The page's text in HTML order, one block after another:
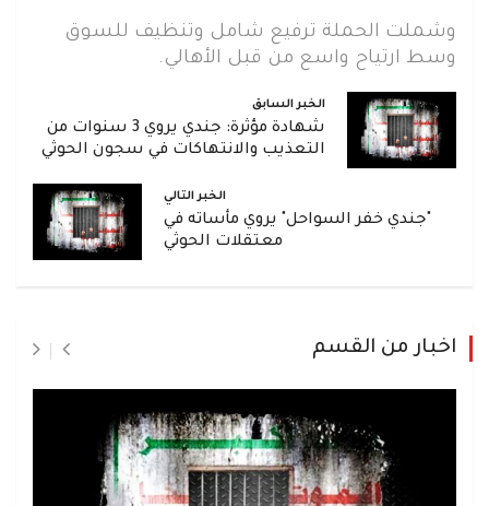
وشملت الحملة ترفيع شامل وتنظيف للسوق
وسط ارتياح واسع من قبل الأهالي.
الخبر السابق
شهادة مؤثرة: جندي يروي 3 سنوات من
التعذيب والانتهاكات في سجون الحوثي
الخبر التالي
"جندي خفر السواحل" يروي مأساته في
معتقلات الحوثي
اخبار من القسم